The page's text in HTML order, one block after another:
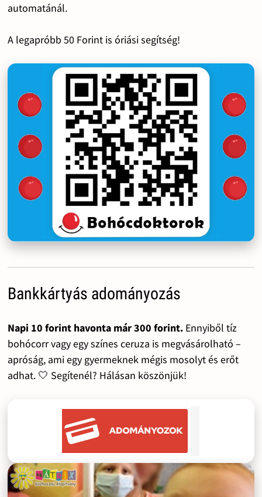
automatánál.
A legapróbb 50 Forint is óriási segítség!
Bankkártyás adományozás
Napi 10 forint havonta már 300 forint.Ennyiből tíz
bohócorr vagy egy színes ceruza is megvásárolható –
apróság, ami egy gyermeknek mégis mosolyt és erőt
adhat. 🤍 Segítenél? Hálásan köszönjük!